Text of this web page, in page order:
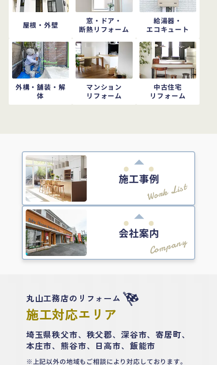
屋根・外壁
窓・ドア・
断熱リフォーム
給湯器・
エコキュート
外構・舗装・解
体
マンション
リフォーム
中古住宅
リフォーム
施工事例
Work List
会社案内
Company
丸山工務店のリフォーム
施工対応エリア
埼玉県秩父市、秩父郡、深谷市、寄居町、
本庄市、熊谷市、日高市、飯能市
上記以外の地域もご相談により対応しております。